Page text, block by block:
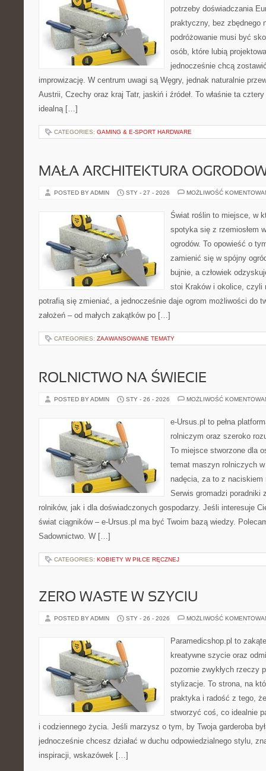
potrzeby doświadczania
praktyczny, bez zbędnego
podróżowanie musi być
osób, które lubią
jednocześnie chcą
improwizację. W centrum uwagi są Węgry, jednak naturalnie
Austrii, Czechy oraz kraj Tatr, jaskiń i źródeł. To właśnie ta
idealną […]
CATEGORIES: GAMING & E-SPORT HARDWARE
MAŁA ARCHITEKTURA
POSTED BY ADMIN STY - 27 - 2026 MOŻLIWOŚĆ
Świat roślin to miejsce, w
spotyka się z rzemiosłem
ogrodów. To opowieść o
zamienić się w spójny
bujnie, a człowiek
stoi Kraków i okolice, czyli
potrafią się zmieniać, a jednocześnie daje ogrom możliwości do
założeń – od małych zakątków po […]
CATEGORIES: ZAAWANSOWANE TEMATY
ROLNICTWO NA ŚWIECIE
POSTED BY ADMIN STY - 26 - 2026 MOŻLIWOŚĆ
e-Ursus.pl to pełna
rolniczym oraz szeroko
To miejsce stworzone dla
temat maszyn rolniczych
nadęcia, za to z
Serwis gromadzi poradniki
rolników, jak i dla doświadczonych gospodarzy. Jeśli interesuje
świat ciągników – e-Ursus.pl ma być Twoim bazą wiedzy.
Sadownictwo. W […]
CATEGORIES: KOBIETY W PIŁCE RĘCZNEJ
ZERO WASTE W SZYCIU
POSTED BY ADMIN STY - 26 - 2026 MOŻLIWOŚĆ
Paramedicshop.pl to
kreatywne szycie oraz
pozornie zwykłych rzeczy
stylizacje. To strona, na
praktyka i radość z tego,
stworzyć coś, co idealnie
i codziennego życia. Jeśli marzysz o tym, by Twoja garderoba
jednocześnie chcesz działać w duchu odpowiedzialnego stylu,
inspiracji, wskazówek […]